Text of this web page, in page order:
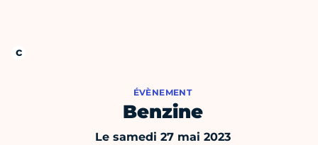
ÉVÈNEMENT
Benzine
Le samedi 27 mai 2023